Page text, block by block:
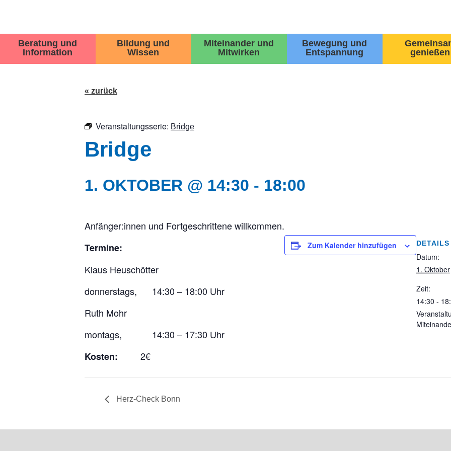
Beratung und
Information
Bildung und
Wissen
Miteinander und
Mitwirken
Bewegung und
Entspannung
genießen
« zurück
Veranstaltungsserie: Bridge
Bridge
1. OKTOBER @ 14:30 - 18:00
Anfänger:innen und Fortgeschrittene willkommen.
Termine:
Klaus Heuschötter
donnerstags, 14:30 – 18:00 Uhr
Ruth Mohr
montags, 14:30 – 17:30 Uhr
Kosten: 2€
Zum Kalender hinzufügen DETAILS
Datum:
1. Oktober
Zeit:
14:30 -
Herz-Check Bonn